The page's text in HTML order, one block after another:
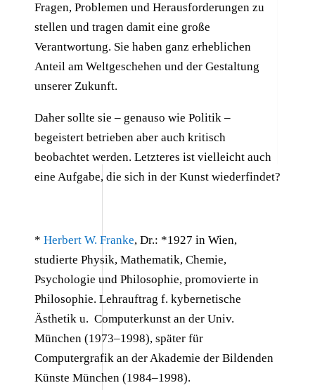
Fragen, Problemen und Herausforderungen zu
stellen und tragen damit eine große
Verantwortung. Sie haben ganz erheblichen
Anteil am Weltgeschehen und der Gestaltung
unserer Zukunft.
Daher sollte sie – genauso wie Politik –
begeistert betrieben aber auch kritisch
beobachtet werden. Letzteres ist vielleicht auch
eine Aufgabe, die sich in der Kunst wiederfindet?
* Herbert W. Franke, Dr.: *1927 in Wien,
studierte Physik, Mathematik, Chemie,
Psychologie und Philosophie, promovierte in
Philosophie. Lehrauftrag f. kybernetische
Ästhetik u. Computerkunst an der Univ.
München (1973–1998), später für
Computergrafik an der Akademie der Bildenden
Künste München (1984–1998).